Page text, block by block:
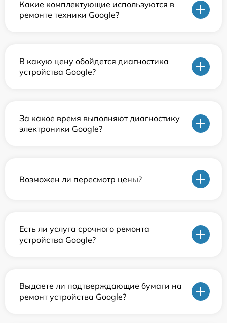
Какие комплектующие используются в
ремонте техники Google?
В какую цену обойдется диагностика
устройства Google?
За какое время выполняют диагностику
электроники Google?
Возможен ли пересмотр цены?
Есть ли услуга срочного ремонта
устройства Google?
Выдаете ли подтверждающие бумаги на
ремонт устройства Google?